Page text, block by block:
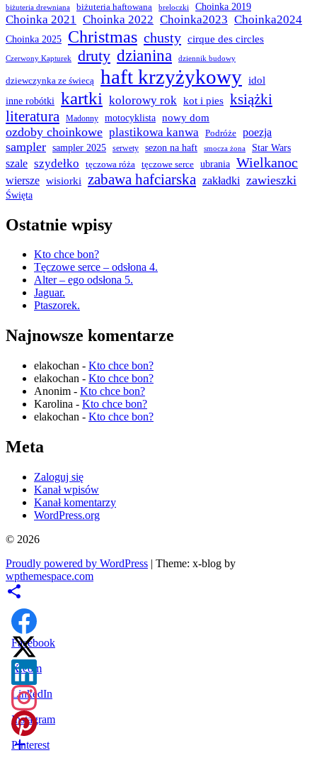
biżuteria drewniana biżuteria haftowana breloczki Choinka 2019
Choinka 2021 Choinka 2022 Choinka2023 Choinka2024
Choinka 2025 Christmas chusty cirque des circles
Czerwony Kapturek druty dzianina dziennik budowy
dziewczynka ze świecą haft krzyżykowy idol
inne robótki kartki kolorowy rok kot i pies książki
literatura
Madonny motocyklista nowy dom
ozdoby choinkowe plastikowa kanwa Podróże poezja
sampler sampler 2025 serwety sezon na haft smocza żona Star Wars
szale szydełko tęczowa róża tęczowe serce ubrania Wielkanoc
wiersze wisiorki zabawa hafciarska zakładki zawieszki
Święta
Ostatnie wpisy
Kto chce bon?
Tęczowe serce – odsłona 4.
Alter – ego odsłona 5.
Jaguar.
Ptaszorek.
Najnowsze komentarze
elakochan - Kto chce bon?
elakochan - Kto chce bon?
Anonim - Kto chce bon?
Karolina - Kto chce bon?
elakochan - Kto chce bon?
Meta
Zaloguj się
Kanał wpisów
Kanał komentarzy
WordPress.org
© 2026
Proudly powered by WordPress | Theme: x-blog by
wpthemespace.com
Facebook
X.com
LinkedIn
Instagram
Pinterest